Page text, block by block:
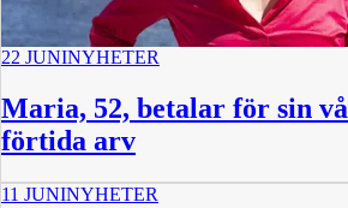
22 JUNINYHETER
Maria, 52, betalar för sin
förtida arv
11 JUNINYHETER